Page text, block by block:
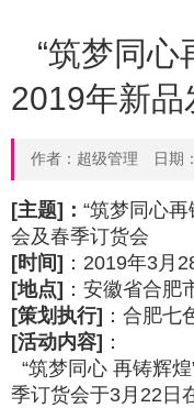
“筑梦同心
2019年新品
作者：超级管理 日期
[主题]： “筑梦同心
会及春季订货会
[时间] ：2019年3月
[地点] ：安徽省合肥
[策划执行] ：合肥七
[活动内容] ：
“筑梦同心 再铸辉
季订货会于3月22日